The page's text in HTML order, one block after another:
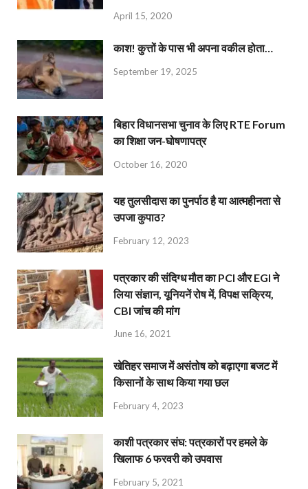
April 15, 2020
काश! कुत्तों के पास भी अपना वकील होता…
September 19, 2025
बिहार विधानसभा चुनाव के लिए RTE Forum
का शिक्षा जन-घोषणापत्र
October 16, 2020
यह तुलसीदास का पुनर्पाठ है या आत्महीनता से
उपजा कुपाठ?
February 12, 2023
पत्रकार की संदिग्ध मौत का PCI और EGI ने
लिया संज्ञान, यूनियनें रोष में, विपक्ष सक्रिय,
CBI जांच की मांग
June 16, 2021
खेतिहर समाज में असंतोष को बढ़ाएगा बजट में
किसानों के साथ किया गया छल
February 4, 2023
काशी पत्रकार संघ: पत्रकारों पर हमले के
खिलाफ 6 फरवरी को उपवास
February 5, 2021